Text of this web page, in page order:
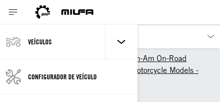
VEÍCULOS
CONFIGURADOR DE VEÍCULO
Can-Am On-Road
3-Wheel Motorcycle & EV Motorcycle Models -
Can-Am On-Road